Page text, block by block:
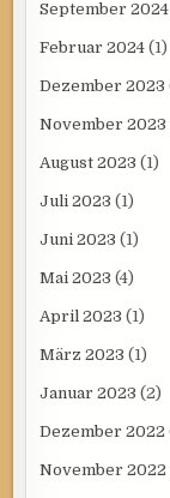
September 2024
Februar 2024 (1)
Dezember 2023
November 2023
August 2023 (1)
Juli 2023 (1)
Juni 2023 (1)
Mai 2023 (4)
April 2023 (1)
März 2023 (1)
Januar 2023 (2)
Dezember 2022
November 2022